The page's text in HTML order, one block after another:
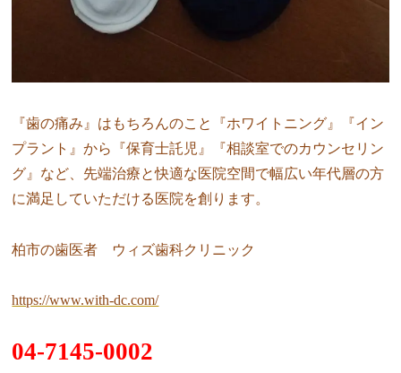
『歯の痛み』はもちろんのこと『ホワイトニング』『イン
プラント』から『保育士託児』『相談室でのカウンセリン
グ』など、先端治療と快適な医院空間で幅広い年代層の方
に満足していただける医院を創ります。
柏市の歯医者 ウィズ歯科クリニック
https://www.with-dc.com/
04-7145-0002